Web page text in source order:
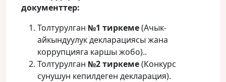
документтер:
Толтурулган №1 тиркеме(Ачык-
айкындуулук декларациясы жана
коррупцияга каршы жобо)..
Толтурулган №2 тиркеме(Конкурс
сунушун кепилдеген декларация).